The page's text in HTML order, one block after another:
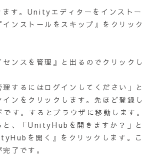
す。Unityエディターをインストー
ンストールをスキップ』をクリック
ンスを管理』と出るのでクリックし
理するにはログインしてください」と
ンをクリックします。先ほど登録し
す。するとブラウザに移動します。
と、「UnityHubを開きますか？」と
を開く』をクリックします。こ
了です。